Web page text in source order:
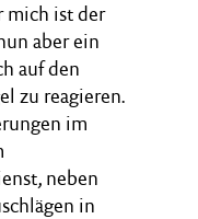
mich ist der
aber ein
auf den
zu reagieren.
im
neben
in